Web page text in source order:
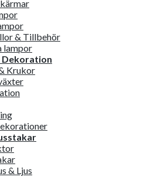
& Tillbehör
lampor
Dekoration
Krukor
& Ljus